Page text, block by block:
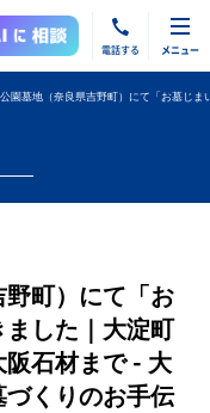
電話する メニュー
園墓地（奈良県吉野町）にて「お墓じ
町）にて「お
した｜大淀町
石材まで - 大
くりのお手伝